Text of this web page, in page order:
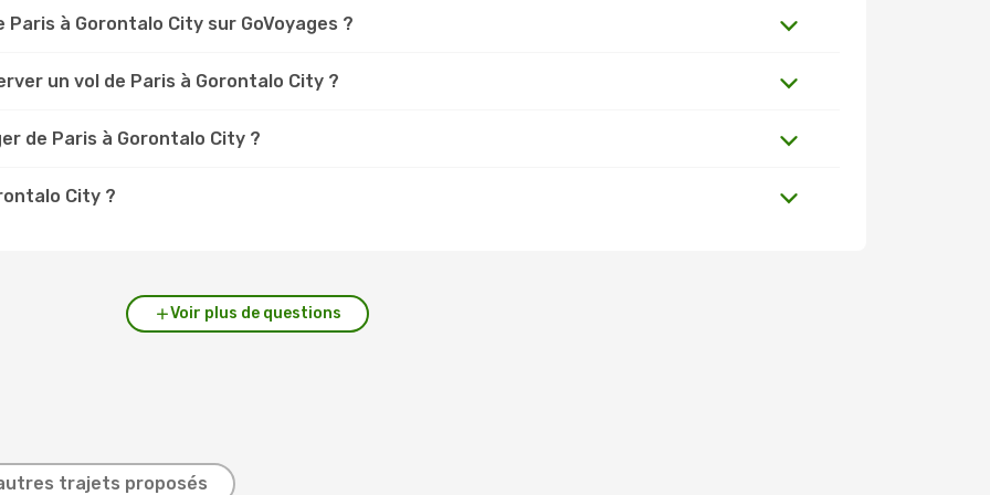
à Gorontalo City sur GoVoyages ?
un vol de Paris à Gorontalo City ?
de Paris à Gorontalo City ?
City ?
Voir plus de questions
trajets proposés